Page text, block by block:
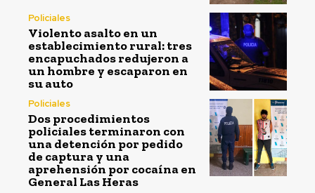
Policiales
Violento asalto en un
establecimiento rural: tres
encapuchados redujeron a
un hombre y escaparon en
su auto
Policiales
Dos procedimientos
policiales terminaron con
una detención por pedido
de captura y una
aprehensión por cocaína en
General Las Heras